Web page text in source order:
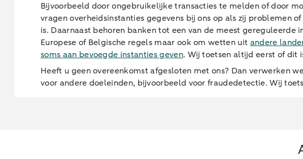
Bijvoorbeeld door ongebruikelijke transacties te melden of door
vragen overheidsinstanties gegevens bij ons op als zij problemen
is. Daarnaast behoren banken tot een van de meest
Europese of Belgische regels maar ook om wetten uit andere
soms aan bevoegde instanties geven. Wij toetsen altijd eerst of dit
Heeft u geen overeenkomst afgesloten met ons? Dan verwerken
voor andere doeleinden, bijvoorbeeld voor fraudedetectie. Wij